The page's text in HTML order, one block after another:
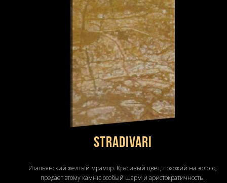
STRADIVARI
Итальянский желтый мрамор. Красивый цвет, похожий на золото,
предает этому камню особый шарм и аристократичность.